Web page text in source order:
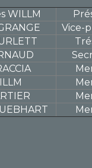
WILLM
Vice-